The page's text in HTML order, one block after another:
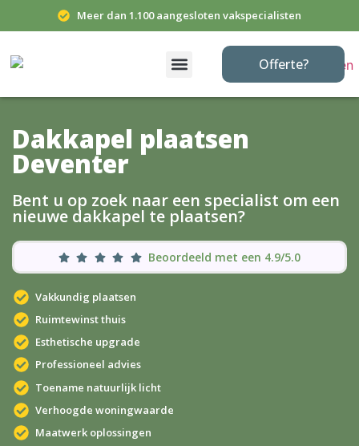
Meer dan 1.100 aangesloten vakspecialisten
Offerte?
Dakkapel plaatsen
Deventer
Bent u op zoek naar een specialist om een
nieuwe dakkapel te plaatsen?
Beoordeeld met een 4.9/5.0
Vakkundig plaatsen
Ruimtewinst thuis
Esthetische upgrade
Professioneel advies
Toename natuurlijk licht
Verhoogde woningwaarde
Maatwerk oplossingen